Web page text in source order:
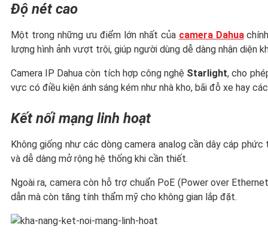
Độ nét cao
Một trong những ưu điểm lớn nhất của camera Dahua
lượng hình ảnh vượt trội, giúp người dùng dễ dàng nhận diện
Camera IP Dahua còn tích hợp công nghệ Starlight, cho
vực có điều kiện ánh sáng kém như nhà kho, bãi đỗ xe hay
Kết nối mạng linh hoạt
Không giống như các dòng camera analog cần dây cáp
và dễ dàng mở rộng hệ thống khi cần thiết.
Ngoài ra, camera còn hỗ trợ chuẩn PoE (Power over
dẫn mà còn tăng tính thẩm mỹ cho không gian lắp đặt.